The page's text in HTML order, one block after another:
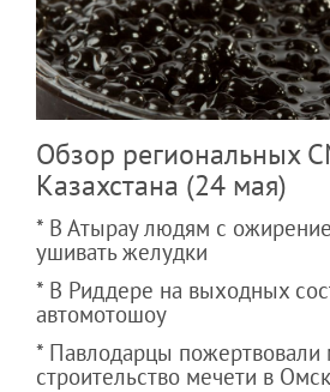
Обзор региональных
Казахстана (24 мая)
* В Атырау людям с
ушивать желудки
* В Риддере на выходных
автомотошоу
* Павлодарцы пожертвовали
строительство мечети в